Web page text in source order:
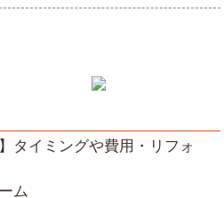
タイミングや費用・リフォ
ム